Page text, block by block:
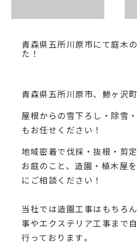
青森県五所川原市にて庭木
た！
青森県五所川原市、鯵ヶ沢町
屋根からの雪下ろし・除雪
もお任せください！
地域密着で伐採・抜根・剪
お庭のこと、造園・ 植木屋
にご相談ください！
当社では造園工事はもちろん
事やエクステリア工事まで
行っております。